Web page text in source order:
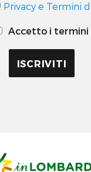
Privacy e Termini
Accetto i termini